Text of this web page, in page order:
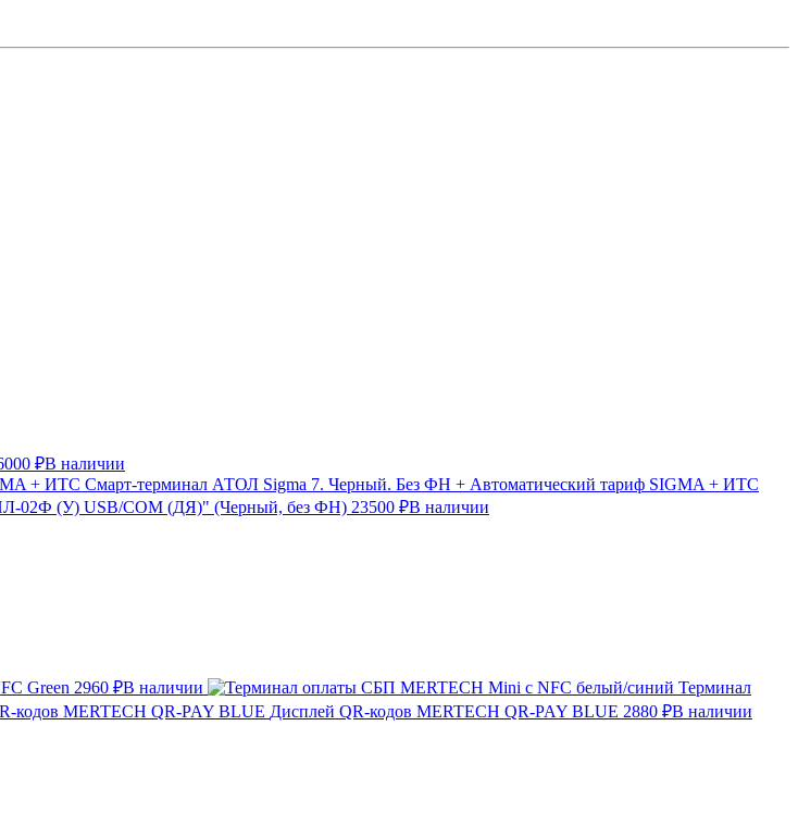
₽В наличии
Смарт-терминал АТОЛ Sigma 7. Черный. Без ФН + Автоматический тариф SIGMA + ИТС
02Ф (У) USB/COM (ДЯ)" (Черный, без ФН) 23500 ₽В наличии
Green 2960 ₽В наличии
Терминал
Дисплей QR-кодов MERTECH QR-PAY BLUE 2880 ₽В наличии